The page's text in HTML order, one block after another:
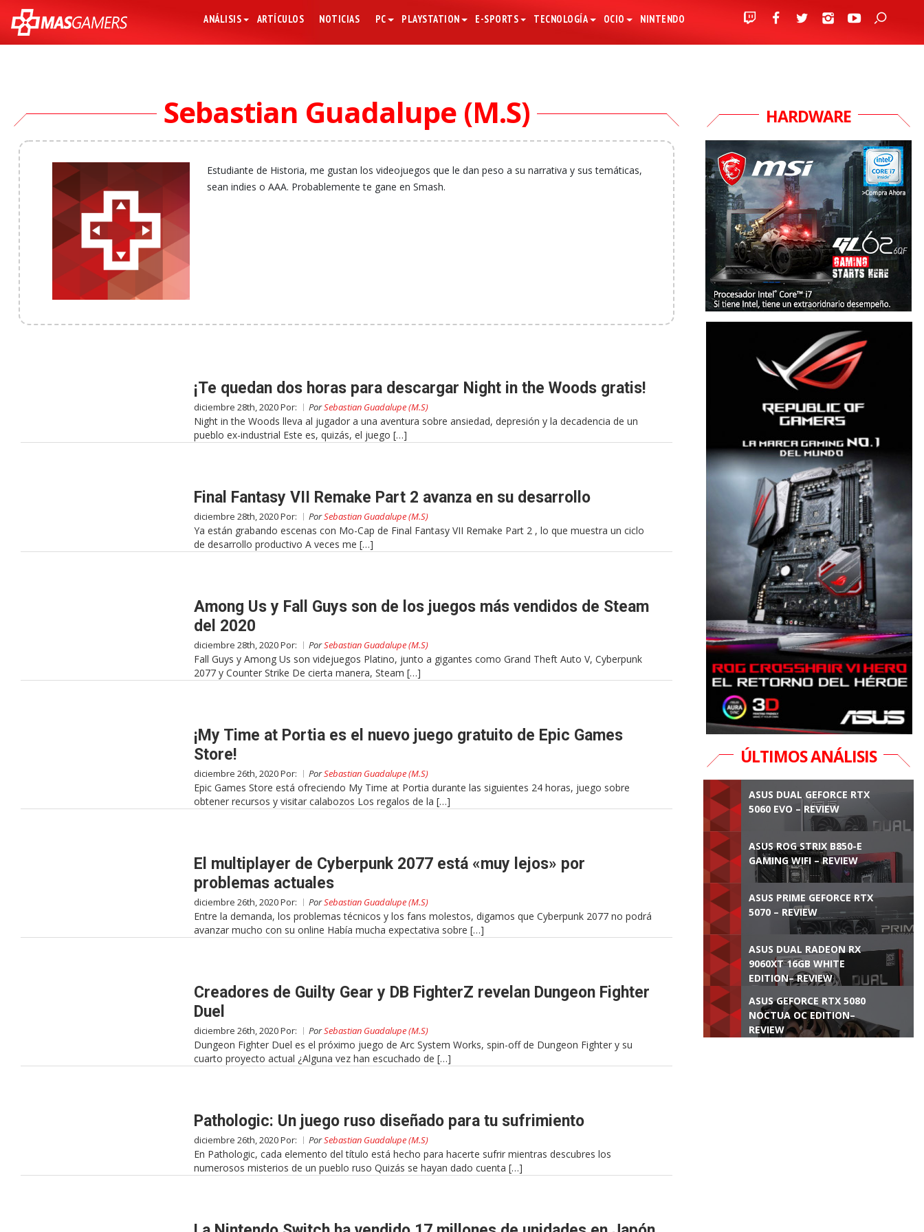
ANÁLISIS ARTÍCULOS NOTICIAS PC PLAYSTATION E-SPORTS TECNOLOGÍA OCIO NINTENDO
Sebastian Guadalupe (M.S)
Estudiante de Historia, me gustan los videojuegos que le dan peso a su narrativa y sus temáticas,
sean indies o AAA. Probablemente te gane en Smash.
¡Te quedan dos horas para descargar Night in the Woods gratis!
diciembre 28th, 2020 Por: PorSebastian Guadalupe (M.S)
Night in the Woods lleva al jugador a una aventura sobre ansiedad, depresión y la decadencia de un
pueblo ex-industrial Este es, quizás, el juego […]
Final Fantasy VII Remake Part 2 avanza en su desarrollo
diciembre 28th, 2020 Por: PorSebastian Guadalupe (M.S)
Ya están grabando escenas con Mo-Cap de Final Fantasy VII Remake Part 2 , lo que muestra un ciclo
de desarrollo productivo A veces me […]
Among Us y Fall Guys son de los juegos más vendidos de Steam
del 2020
diciembre 28th, 2020 Por: PorSebastian Guadalupe (M.S)
Fall Guys y Among Us son videjuegos Platino, junto a gigantes como Grand Theft Auto V, Cyberpunk
2077 y Counter Strike De cierta manera, Steam […]
¡My Time at Portia es el nuevo juego gratuito de Epic Games
Store!
diciembre 26th, 2020 Por: PorSebastian Guadalupe (M.S)
Epic Games Store está ofreciendo My Time at Portia durante las siguientes 24 horas, juego sobre
obtener recursos y visitar calabozos Los regalos de la […]
El multiplayer de Cyberpunk 2077 está «muy lejos» por
problemas actuales
diciembre 26th, 2020 Por: PorSebastian Guadalupe (M.S)
Entre la demanda, los problemas técnicos y los fans molestos, digamos que Cyberpunk 2077 no podrá
avanzar mucho con su online Había mucha expectativa sobre […]
Creadores de Guilty Gear y DB FighterZ revelan Dungeon Fighter
Duel
diciembre 26th, 2020 Por: PorSebastian Guadalupe (M.S)
Dungeon Fighter Duel es el próximo juego de Arc System Works, spin-off de Dungeon Fighter y su
cuarto proyecto actual ¿Alguna vez han escuchado de […]
Pathologic: Un juego ruso diseñado para tu sufrimiento
diciembre 26th, 2020 Por: PorSebastian Guadalupe (M.S)
En Pathologic, cada elemento del título está hecho para hacerte sufrir mientras descubres los
numerosos misterios de un pueblo ruso Quizás se hayan dado cuenta […]
HARDWARE
ÚLTIMOS ANÁLISIS
ASUS DUAL GEFORCE RTX
5060 EVO – REVIEW
ASUS ROG STRIX B850-E
GAMING WIFI – REVIEW
ASUS PRIME GEFORCE RTX
5070 – REVIEW
ASUS DUAL RADEON RX
9060XT 16GB WHITE
EDITION– REVIEW
ASUS GEFORCE RTX 5080
NOCTUA OC EDITION–
REVIEW